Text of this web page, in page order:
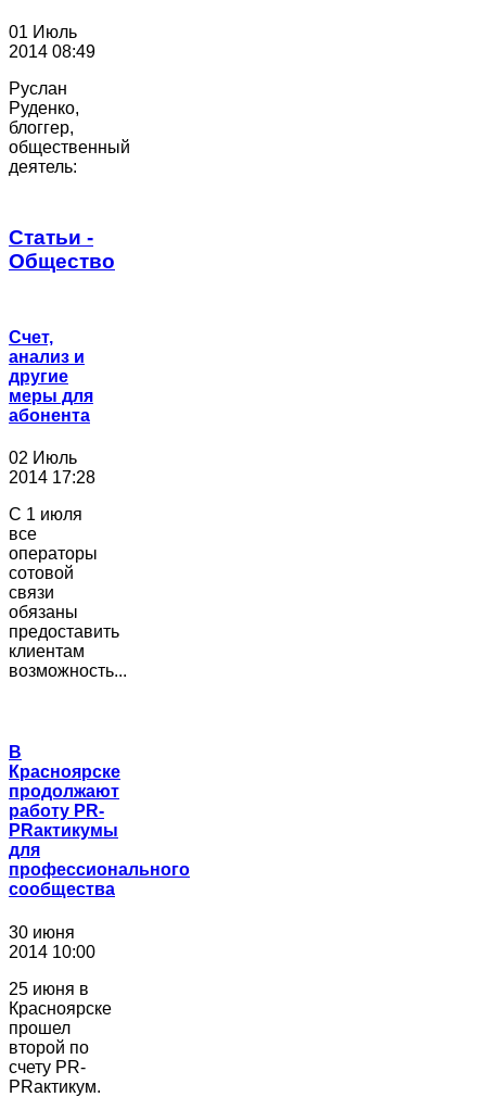
01 Июль
2014 08:49
Руслан
Руденко,
блоггер,
общественный
деятель:
Статьи -
Общество
Счет,
анализ и
другие
меры для
абонента
02 Июль
2014 17:28
С 1 июля
все
операторы
сотовой
связи
обязаны
предоставить
клиентам
возможность...
В
Красноярске
продолжают
работу PR-
PRактикумы
для
профессионального
сообщества
30 июня
2014 10:00
25 июня в
Красноярске
прошел
второй по
счету PR-
PRактикум.